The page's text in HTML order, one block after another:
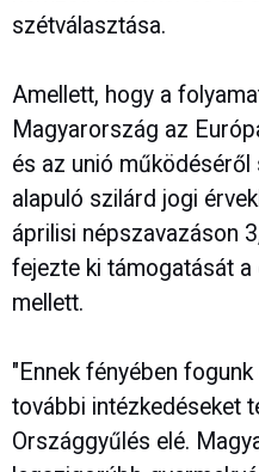
szétválasztása.
Amellett, hogy a
Magyarország az
és az unió
alapuló szilárd jogi
áprilisi népszavazáson
fejezte ki támogatását
mellett.
"Ennek fényében
további intézkedéseket
Országgyűlés elé.